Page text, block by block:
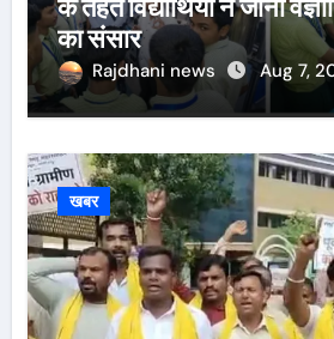
के तहत विद्यार्थियों ने जाना
का संसार
Rajdhani news Aug 7,
खबर